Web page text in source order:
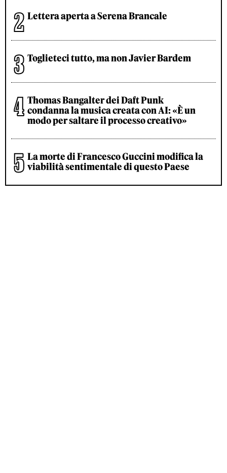
Lettera aperta a Serena Brancale
Toglieteci tutto, ma non Javier Bardem
Thomas Bangalter dei Daft Punk
condanna la musica creata con AI: «È un
modo per saltare il processo creativo»
La morte di Francesco Guccini modifica la
viabilità sentimentale di questo Paese